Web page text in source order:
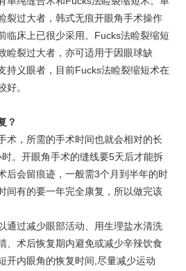
裂过大者，韩式无痕开眼角手术操作
临床上已很少采用。Fucks法睑裂缩短
睑裂过大者，亦可适用于因眼球缺
持义眼者，目前Fucks法睑裂缩短术在
好。
？
术，所需的手术时间也就会相对的长
。开眼角手术的缝线要5天后才能拆
后会留痕迹，一般需3个月到半年的时
间有的要一年完全康复，所以做完该
通过减少眼部活动、用生理盐水清洗
、术后恢复期内避免或减少辛辣饮食
开内眼角的恢复时间,尽量减少运动